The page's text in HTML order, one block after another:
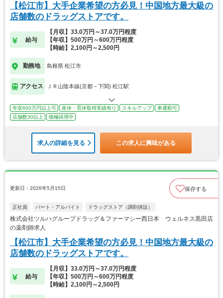
【松江市】大手企業希望の方必見！中国地方最大級の
店舗数のドラッグストアです。
給与
【月収】33.0万円～37.0万円程度
【年収】500万円～600万円程度
【時給】2,100円～2,500円
勤務地 島根県 松江市
アクセス ＪＲ山陰本線(京都－下関) 松江駅
年収600万円以上可 産休・育休取得実績有り スキルアップ
車通勤可
店舗数30以上
積極採用中
求人の詳細を見る この求人に興味がある
更新日：2026年5月15日 保存する
正社員 パート・アルバイト ドラッグストア（調剤併設）
株式会社ツルハグループドラッグ＆ファーマシー西日本 ウェルネス黒田店
の薬剤師求人
【松江市】大手企業希望の方必見！中国地方最大級の
店舗数のドラッグストアです。
給与
【月収】33.0万円～37.0万円程度
【年収】500万円～600万円程度
【時給】2,100円～2,500円